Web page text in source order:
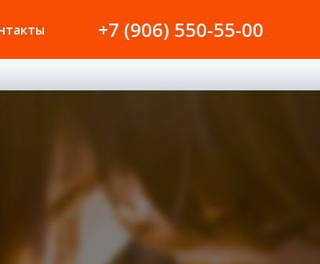
+7 (906) 550-55-00